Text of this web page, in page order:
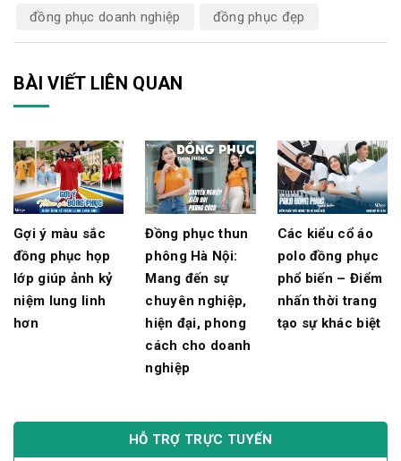
đồng phục doanh nghiệp
đồng phục đẹp
BÀI VIẾT LIÊN QUAN
Gợi ý màu sắc
đồng phục họp
lớp giúp ảnh kỷ
niệm lung linh
hơn
Đồng phục thun
phông Hà Nội:
Mang đến sự
chuyên nghiệp,
hiện đại, phong
cách cho doanh
nghiệp
Các kiểu cổ áo
polo đồng phục
phổ biến – Điểm
nhấn thời trang
tạo sự khác biệt
HỖ TRỢ TRỰC TUYẾN